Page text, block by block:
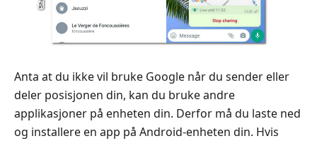
Anta at du ikke vil bruke Google når du sender eller
deler posisjonen din, kan du bruke andre
applikasjoner på enheten din. Derfor må du laste ned
og installere en app på Android-enheten din. Hvis